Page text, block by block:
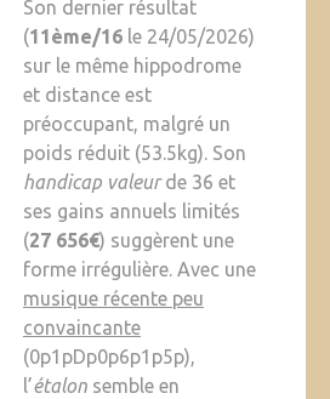
Son dernier résultat
(11ème/16le 24/05/2026)
sur le même hippodrome
et distance est
préoccupant, malgré un
poids réduit (53.5kg). Son
handicap valeurde 36 et
ses gains annuels limités
(27 656€) suggèrent une
forme irrégulière. Avec une
musique récente peu
convaincante
(0p1pDp0p6p1p5p),
l’étalonsemble en